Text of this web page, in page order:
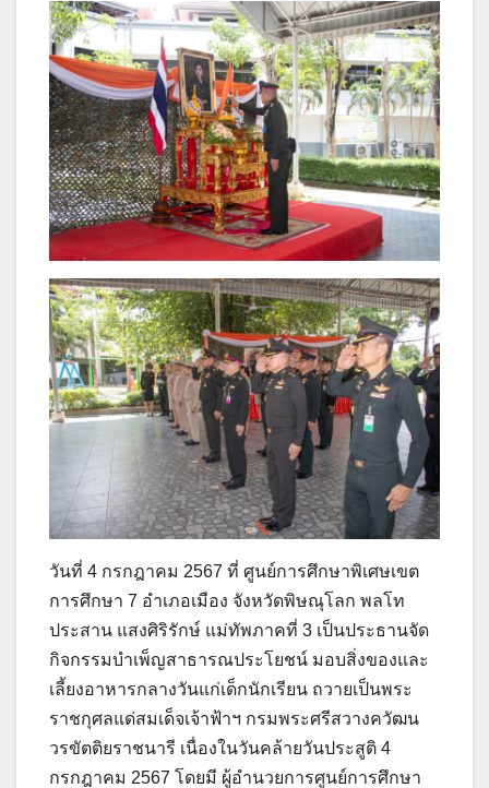
วันที่ 4 กรกฎาคม 2567 ที่ ศูนย์การศึกษาพิเศษเขต
การศึกษา 7 อำเภอเมือง จังหวัดพิษณุโลก พลโท
ประสาน แสงศิริรักษ์ แม่ทัพภาคที่ 3 เป็นประธานจัด
กิจกรรมบำเพ็ญสาธารณประโยชน์ มอบสิ่งของและ
เลี้ยงอาหารกลางวันแก่เด็กนักเรียน ถวายเป็นพระ
ราชกุศลแด่สมเด็จเจ้าฟ้าฯ กรมพระศรีสวางควัฒน
วรขัตติยราชนารี เนื่องในวันคล้ายวันประสูติ 4
กรกฎาคม 2567 โดยมี ผู้อำนวยการศูนย์การศึกษา